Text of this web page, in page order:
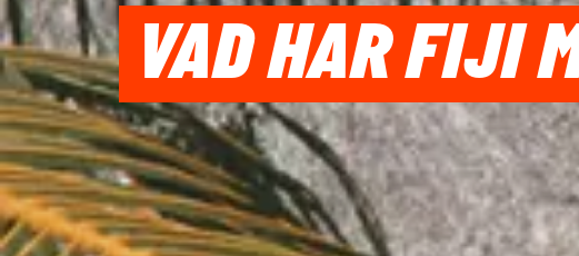
VAD HAR FIJI